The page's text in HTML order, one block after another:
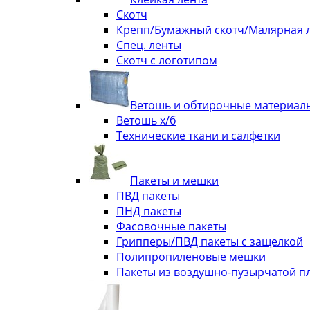
Скотч
Крепп/Бумажный скотч/Малярная
Спец. ленты
Скотч с логотипом
Ветошь и обтирочные
Ветошь х/б
Технические ткани и салфетки
Пакеты и мешки
ПВД пакеты
ПНД пакеты
Фасовочные пакеты
Грипперы/ПВД пакеты с защелкой
Полипропиленовые мешки
Пакеты из воздушно-пузырчатой